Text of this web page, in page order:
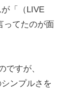
「（LIVE
ってたのが面
ですが、
ンプルさを